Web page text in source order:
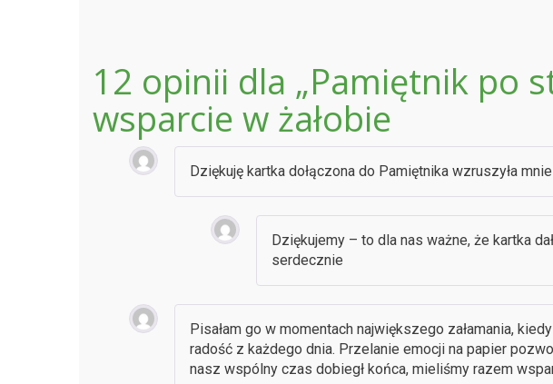
12 opinii dla „Pamiętnik po
wsparcie w żałobie
Dziękuję kartka dołączona do Pamiętnika wzruszyła
Dziękujemy – to dla nas ważne, że kartka
serdecznie
Pisałam go w momentach największego załamania,
radość z każdego dnia. Przelanie emocji na papier
nasz wspólny czas dobiegł końca, mieliśmy razem